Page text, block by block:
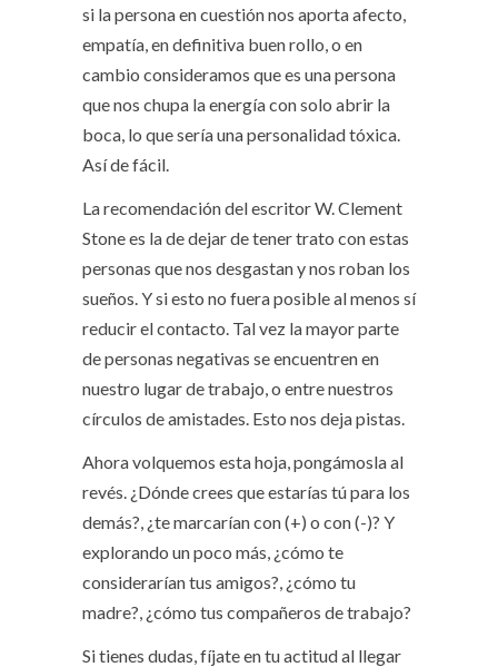
si la persona en cuestión nos aporta afecto,
empatía, en definitiva buen rollo, o en
cambio consideramos que es una persona
que nos chupa la energía con solo abrir la
boca, lo que sería una personalidad tóxica.
Así de fácil.
La recomendación del escritor W. Clement
Stone es la de dejar de tener trato con estas
personas que nos desgastan y nos roban los
sueños. Y si esto no fuera posible al menos sí
reducir el contacto. Tal vez la mayor parte
de personas negativas se encuentren en
nuestro lugar de trabajo, o entre nuestros
círculos de amistades. Esto nos deja pistas.
Ahora volquemos esta hoja, pongámosla al
revés. ¿Dónde crees que estarías tú para los
demás?, ¿te marcarían con (+) o con (-)? Y
explorando un poco más, ¿cómo te
considerarían tus amigos?, ¿cómo tu
madre?, ¿cómo tus compañeros de trabajo?
Si tienes dudas, fíjate en tu actitud al llegar